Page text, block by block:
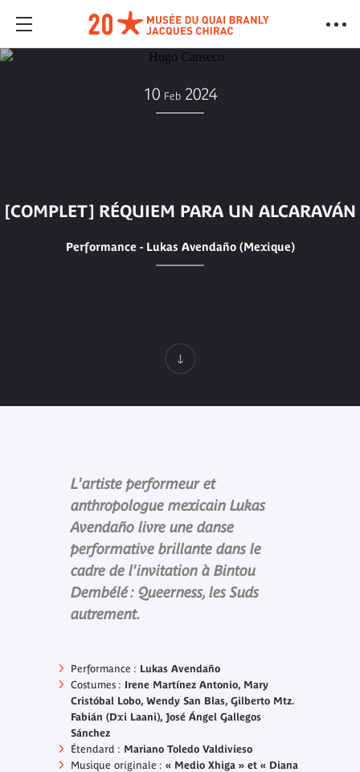
10 Feb 2024
[COMPLET] RÉQUIEM PARA UN ALCARAVÁN
Performance - Lukas Avendaño (Mexique)
L'artiste performeur et
anthropologue mexicain Lukas
Avendaño livre une danse
performative brillante dans le
cadre de l'invitation à Bintou
Dembélé : Queerness, les Suds
autrement.
Performance : Lukas Avendaño
Costumes : Irene Martínez Antonio, Mary
Cristóbal Lobo, Wendy San Blas, Gilberto Mtz.
Fabián (Dxi Laani), José Ángel Gallegos
Sánchez
Étendard : Mariano Toledo Valdivieso
Musique originale : « Medio Xhiga » et « Diana